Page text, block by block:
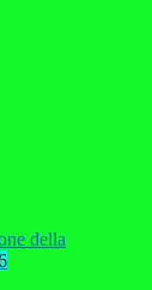
della